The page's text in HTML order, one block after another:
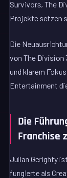
Survivors, The
Projekte setzen
Die
von The Division
und klarem
Entertainment
Die
Franchise
Julian Gerighty
fungierte als